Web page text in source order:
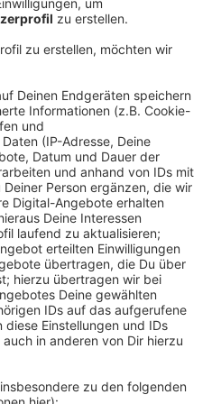
mit Covid-19 auf der
Klinikum sind es 15, im
Damit sind ein Drittel
Kranke. Noch sei die
Viel Luft nach oben gäbe
es aus dem Bethesda.
dass die Pflege von
sehr aufwändig sei.
langsam knapp, auch
frei seien.
rechnen die
mehr Corona-Patienten.
Notfallplan
von anderen
holen, nicht
verschieben. Die
damit gut vorbereitet.
06:26